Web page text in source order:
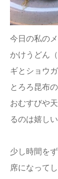
今日の私の
かけうどん
ギとショウ
とろろ昆布
おむすびや
るのは嬉し
少し時間を
席になって